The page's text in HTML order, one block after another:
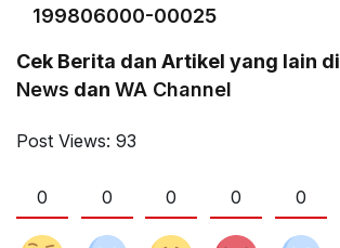
199806000-00025
Cek Berita dan Artikel yang lain di
News danWA Channel
Post Views: 93
0 0 0 0 0